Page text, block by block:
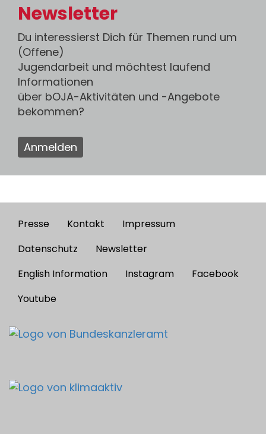
Newsletter
Du interessierst Dich für Themen rund um
(Offene)
Jugendarbeit und möchtest laufend
Informationen
über bOJA-Aktivitäten und -Angebote
bekommen?
Anmelden
Footer
menu
Presse Kontakt
Impressum
Datenschutz
Newsletter
English Information
Instagram
Facebook
Youtube